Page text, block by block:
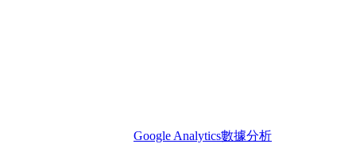
Google Analytics數據分析